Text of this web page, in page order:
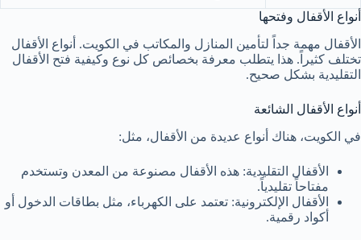
أنواع الأقفال وفتحها
الأقفال مهمة جداً لتأمين المنازل والمكاتب في الكويت. أنواع الأقفال
تختلف كثيراً. هذا يتطلب معرفة بخصائص كل نوع وكيفية فتح الأقفال
التقليدية بشكل صحيح.
أنواع الأقفال الشائعة
في الكويت، هناك أنواع عديدة من الأقفال، مثل:
الأقفال التقليدية: هذه الأقفال مصنوعة من المعدن وتستخدم
مفتاحاً تقليدياً.
الأقفال الإلكترونية: تعتمد على الكهرباء، مثل بطاقات الدخول أو
أكواد رقمية.